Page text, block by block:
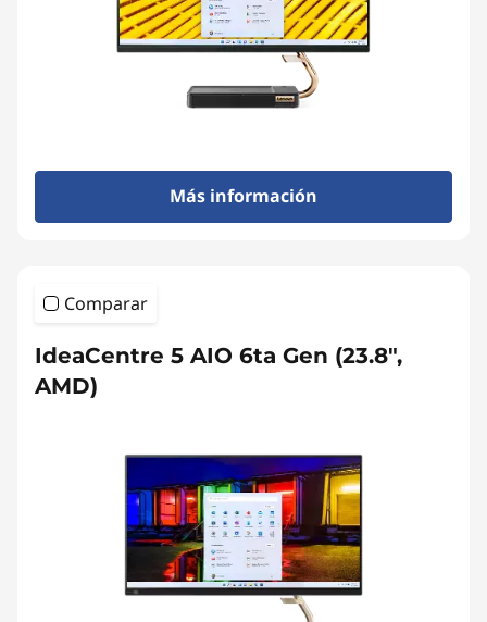
Más información
Comparar
IdeaCentre 5 AIO 6ta Gen (23.8",
AMD)